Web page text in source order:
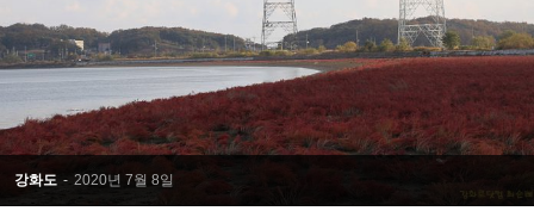
강화도 - 2020년 7월 8일